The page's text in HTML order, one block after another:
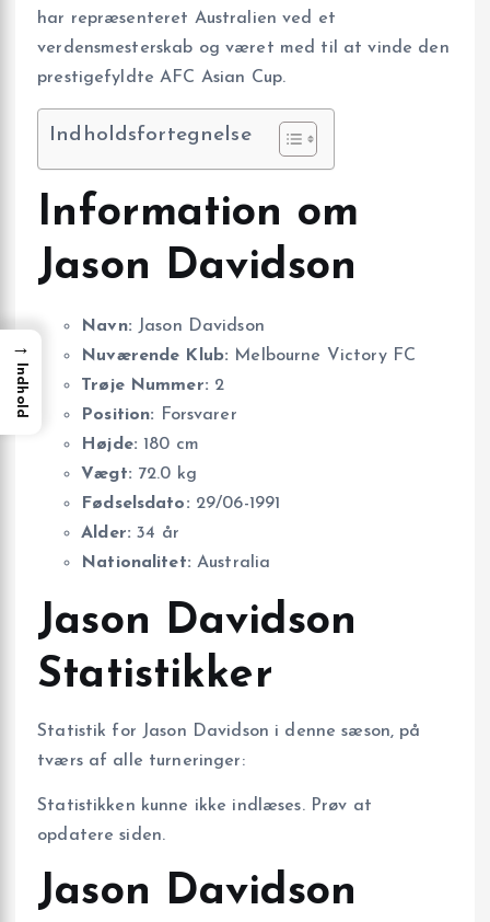
har repræsenteret Australien ved et
verdensmesterskab og været med til at vinde den
prestigefyldte AFC Asian Cup.
Indholdsfortegnelse
Information om
Jason Davidson
Navn: Jason Davidson
Nuværende Klub: Melbourne Victory FC
Trøje Nummer: 2
Position: Forsvarer
Højde: 180 cm
Vægt: 72.0 kg
Fødselsdato: 29/06-1991
Alder: 34 år
Nationalitet: Australia
Jason Davidson
Statistikker
Statistik for Jason Davidson i denne sæson, på
tværs af alle turneringer:
Statistikken kunne ikke indlæses. Prøv at
opdatere siden.
Jason Davidson
→
Indhold